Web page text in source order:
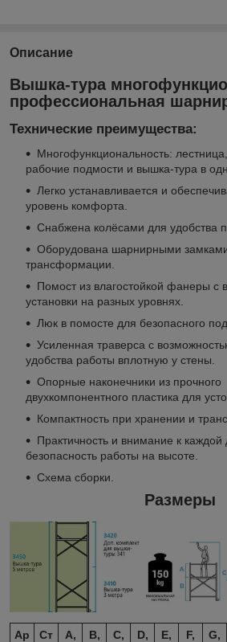
Описание
Вышка-тура
профессиональная
Технические преимущества:
Многофункциональность:
рабочие подмости и вышка-тура в
Легко устанавливается и
уровень комфорта.
Снабжена колёсами для удобства
Оборудована шарнирными
трансформации.
Помост из влагостойкой фанеры с
установки на разных уровнях.
Люк в помосте для безопасного
Усиленная траверса с
удобства работы вплотную у стены.
Опорные наконечники из прочного
двухкомпонентного пластика для
Компактность при хранении и
Практичность и внимание к каждой
безопасность работы на высоте.
Схема сборки.
Размеры
Ар
Ст
A,
B,
C,
D,
E,
F,
G,